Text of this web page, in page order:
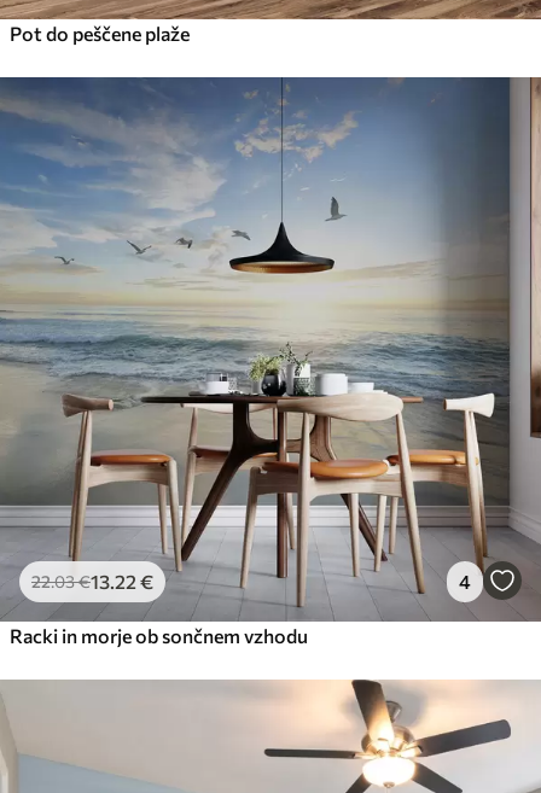
Pot do peščene plaže
22.03€13.22 € 4
Racki in morje ob sončnem vzhodu